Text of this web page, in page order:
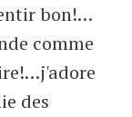
bon!…
comme
des